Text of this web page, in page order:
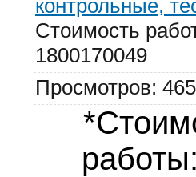
контрольные,
Стоимость
1800170049
Просмотров: 465